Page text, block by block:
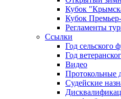
Кубок
Кубок
Регламенты
Ссылки
Год сельского
Год
Видео
Протокольные
Судейские